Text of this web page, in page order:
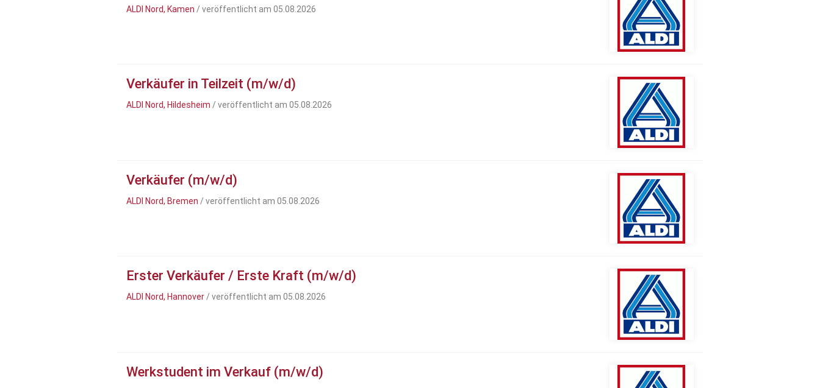
ALDI Nord, Kamen / veröffentlicht am 05.08.2026
Verkäufer in Teilzeit (m/w/d)
ALDI Nord, Hildesheim / veröffentlicht am 05.08.2026
Verkäufer (m/w/d)
ALDI Nord, Bremen / veröffentlicht am 05.08.2026
Erster Verkäufer / Erste Kraft (m/w/d)
ALDI Nord, Hannover / veröffentlicht am 05.08.2026
Werkstudent im Verkauf (m/w/d)